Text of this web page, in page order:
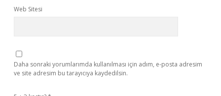
Web Sitesi
Daha sonraki yorumlarımda kullanılması için adım, e-posta adresim
ve site adresim bu tarayıcıya kaydedilsin.